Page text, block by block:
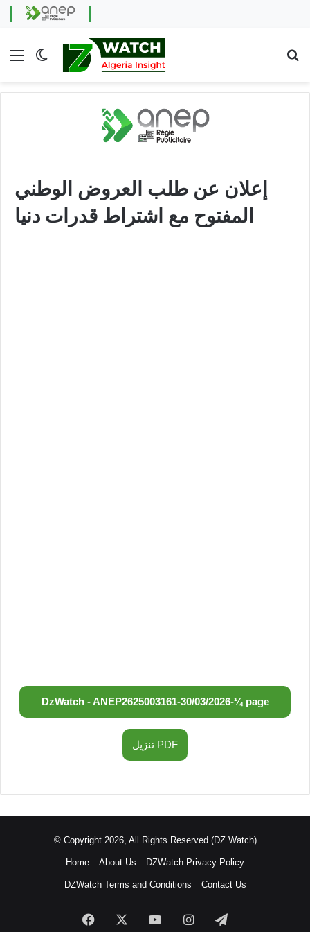
Menu Switch skin
إعلان عن طلب العروض الوطني
المفتوح مع اشتراط قدرات دنيا
DzWatch - ANEP2625003161-30/03/2026-¼ page
تنزيل PDF
© Copyright 2026, All Rights Reserved (DZ Watch)
Home About Us DZWatch Privacy Policy
DZWatch Terms and Conditions Contact Us
Facebook YouTubeInstagramTelegram